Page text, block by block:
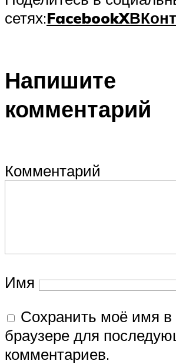
сетях:FacebookX
Напишите
комментарий
Комментарий
Имя
Сохранить моё имя в
браузере для
комментариев.